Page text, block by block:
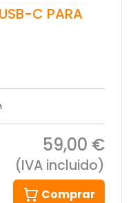
C PARA
59,00 €
(IVA incluido)
Comprar